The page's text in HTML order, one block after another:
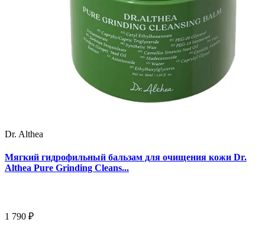
Dr. Althea
Мягкий гидрофильный бальзам для очищения кожи Dr.
Althea Pure Grinding Cleans...
1 790 ₽